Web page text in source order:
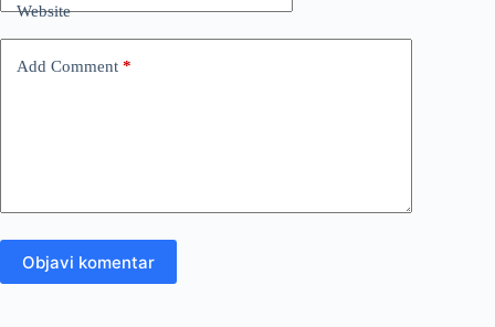
Website
Add Comment *
Objavi komentar